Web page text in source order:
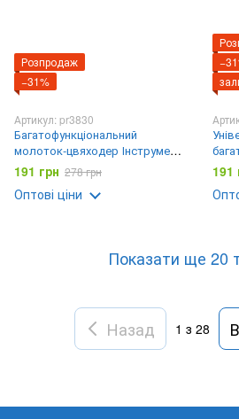
Розпродаж
−31%
Артикул: pr3830
Багатофункціональний
молоток-цвяходер Інструмент
Мультитул Tac Tool 18 in 1
191 грн 278 грн
Оптові ціни
191
Показати ще 20
Назад 1 з 28